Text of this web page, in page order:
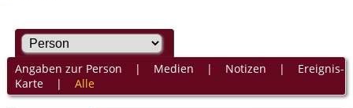
Angaben zur Person | Medien | Notizen | Ereignis-
Karte| Alle